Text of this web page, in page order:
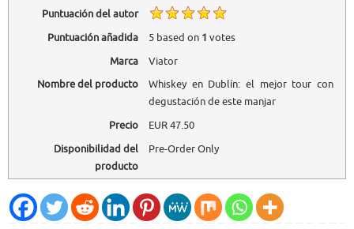
Puntuación del autor
Puntuación añadida
5based on 1 votes
Marca
Viator
Nombre del producto
Whiskey en Dublín: el mejor tour con
degustación de este manjar
Precio
EUR47.50
Disponibilidad del
producto
Pre-Order Only